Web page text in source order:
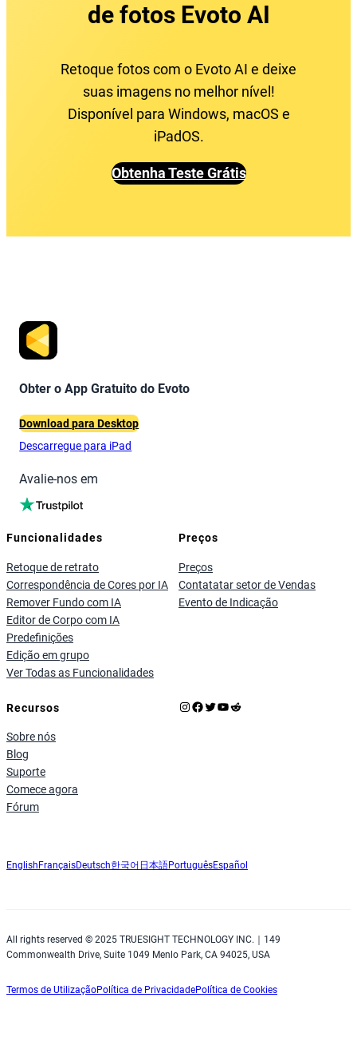
de fotos Evoto AI
Retoque fotos com o Evoto AI e deixe
suas imagens no melhor nível!
Disponível para Windows, macOS e
iPadOS.
Obtenha Teste Grátis
Obter o App Gratuito do Evoto
Download para Desktop
Descarregue para iPad
Avalie-nos em
Funcionalidades
Retoque de retrato
Correspondência de Cores por IA
Remover Fundo com IA
Editor de Corpo com IA
Predefinições
Edição em grupo
Ver Todas as Funcionalidades
Preços
Preços
Contatatar setor de Vendas
Evento de Indicação
Recursos
Sobre nós
Blog
Suporte
Comece agora
Fórum
Instagram
Facebook
X YouTube
Reddit
English FrançaisDeutsch한국어 日本語PortuguêsEspañol
All rights reserved © 2025 TRUESIGHT TECHNOLOGY INC.｜149
Commonwealth Drive, Suite 1049 Menlo Park, CA 94025, USA
Termos de UtilizaçãoPolítica de PrivacidadePolítica de Cookies